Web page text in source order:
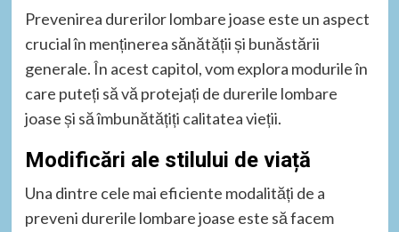
Prevenirea durerilor lombare joase este un aspect
crucial în menținerea sănătății și bunăstării
generale. În acest capitol, vom explora modurile în
care puteți să vă protejați de durerile lombare
joase și să îmbunătățiți calitatea vieții.
Modificări ale stilului de viață
Una dintre cele mai eficiente modalități de a
preveni durerile lombare joase este să facem